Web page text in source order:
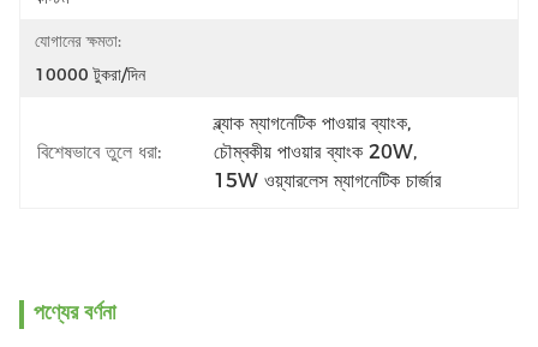
যোগানের ক্ষমতা:
10000 টুকরা/দিন
বিশেষভাবে তুলে ধরা:
ব্ল্যাক ম্যাগনেটিক পাওয়ার ব্যাংক,
চৌম্বকীয় পাওয়ার ব্যাংক 20W,
15W ওয়্যারলেস ম্যাগনেটিক চার্জার
পণ্যের বর্ণনা